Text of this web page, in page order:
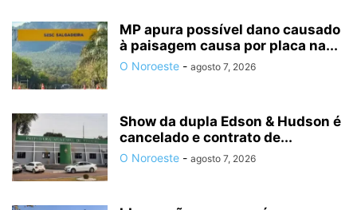
MP apura possível dano causado
à paisagem causa por placa na...
O Noroeste - agosto 7, 2026
Show da dupla Edson & Hudson é
cancelado e contrato de...
O Noroeste - agosto 7, 2026